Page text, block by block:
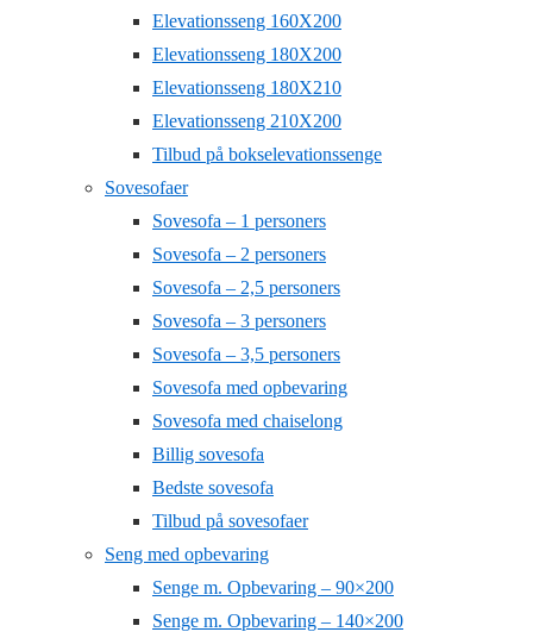
Elevationsseng 160X200
Elevationsseng 180X200
Elevationsseng 180X210
Elevationsseng 210X200
Tilbud på bokselevationssenge
Sovesofaer
Sovesofa – 1 personers
Sovesofa – 2 personers
Sovesofa – 2,5 personers
Sovesofa – 3 personers
Sovesofa – 3,5 personers
Sovesofa med opbevaring
Sovesofa med chaiselong
Billig sovesofa
Bedste sovesofa
Tilbud på sovesofaer
Seng med opbevaring
Senge m. Opbevaring – 90×200
Senge m. Opbevaring – 140×200